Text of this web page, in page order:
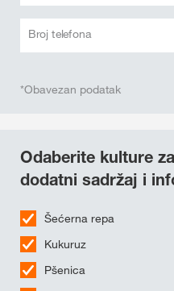
Broj telefona
*Obavezan podatak
Odaberite kulture
dodatni sadržaj i
Šećerna repa
Kukuruz
Pšenica